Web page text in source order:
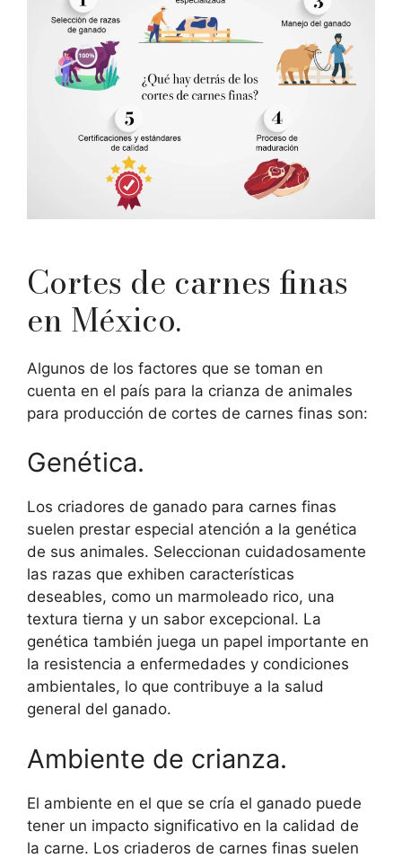
Cortes de carnes finas
en México.
Algunos de los factores que se toman en
cuenta en el país para la crianza de animales
para producción de cortes de carnes finas son:
Genética.
Los criadores de ganado para carnes finas
suelen prestar especial atención a la genética
de sus animales. Seleccionan cuidadosamente
las razas que exhiben características
deseables, como un marmoleado rico, una
textura tierna y un sabor excepcional. La
genética también juega un papel importante en
la resistencia a enfermedades y condiciones
ambientales, lo que contribuye a la salud
general del ganado.
Ambiente de crianza.
El ambiente en el que se cría el ganado puede
tener un impacto significativo en la calidad de
la carne. Los criaderos de carnes finas suelen